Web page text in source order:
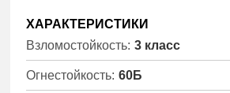
ХАРАКТЕРИСТИКИ
Взломостойкость: 3 класс
Огнестойкость: 60Б